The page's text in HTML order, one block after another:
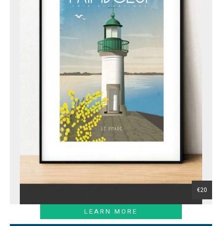
LEARN MORE
€20